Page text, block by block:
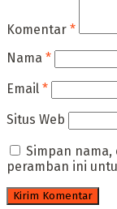
Komentar *
Nama *
Email *
Situs Web
Simpan nama,
peramban ini